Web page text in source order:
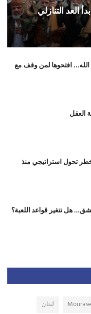
العد التنازلي
افتحوها لمن وقف مع
العقل
تحول استراتيجي منذ
هل تتغير قواعد اللعبة؟
لبنان